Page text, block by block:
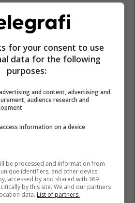
for your consent to use
data for the following
purposes:
and content, advertising and
audience research and
information on a device
be processed and information from
identifiers, and other device
accessed by and shared with 369
by this site. We and our partners
data. List of partners.